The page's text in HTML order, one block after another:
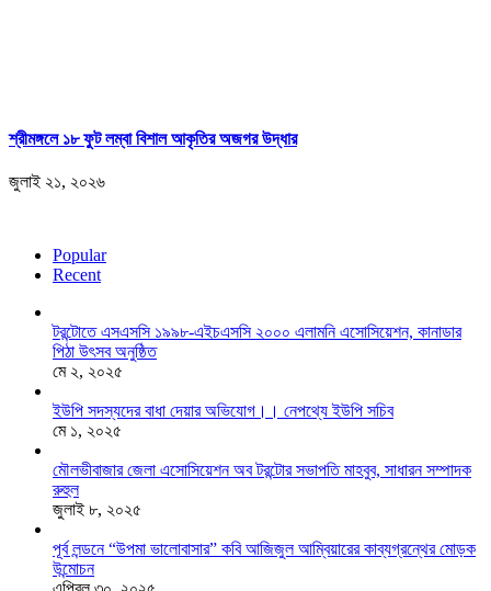
শ্রীমঙ্গলে ১৮ ফুট লম্বা বিশাল আকৃতির অজগর উদ্ধার
জুলাই ২১, ২০২৬
Popular
Recent
টরন্টোতে এসএসসি ১৯৯৮-এইচএসসি ২০০০ এলামনি এসোসিয়েশন, কানাডার
পিঠা উৎসব অনুষ্ঠিত
মে ২, ২০২৫
ইউপি সদস্যদের বাধা দেয়ার অভিযোগ।। নেপথ্যে ইউপি সচিব
মে ১, ২০২৫
মৌলভীবাজার জেলা এসোসিয়েশন অব টরন্টোর সভাপতি মাহবুব, সাধারন সম্পাদক
রুহুল
জুলাই ৮, ২০২৫
পূর্ব লন্ডনে “উপমা ভালোবাসার” কবি আজিজুল আম্বিয়ারের কাব্যগ্রন্থের মোড়ক
উন্মোচন